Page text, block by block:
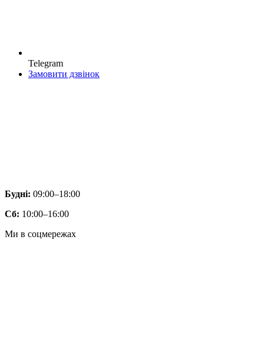
Telegram
Замовити дзвінок
Будні: 09:00–18:00
Сб: 10:00–16:00
Ми в соцмережах